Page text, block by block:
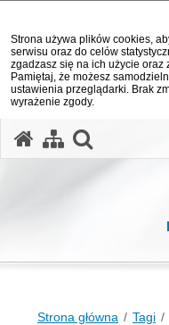
Strona używa plików cookies,
serwisu oraz do celów
zgadzasz się na ich użycie
Pamiętaj, że możesz
ustawienia przeglądarki. Brak
wyrażenie zgody.
Strona główna Tagi